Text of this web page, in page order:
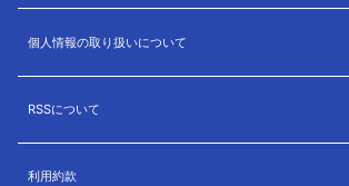
個人情報の取り扱いについて
RSSについて
利用約款